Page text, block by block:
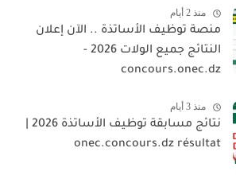
منذ 2 أيام
منصة توظيف الأساتذة .. الآن إعلان
النتائج جميع الولات 2026 -
concours.onec.dz
منذ 3 أيام
نتائج مسابقة توظيف الأساتذة 2026 |
onec.concours.dz résultat